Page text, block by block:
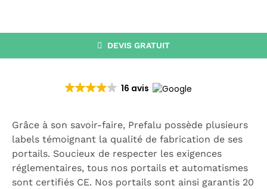
DEVIS GRATUIT
16 avis
Grâce à son savoir-faire, Prefalu possède plusieurs
labels témoignant la qualité de fabrication de ses
portails. Soucieux de respecter les exigences
réglementaires, tous nos portails et automatismes
sont certifiés CE. Nos portails sont ainsi garantis 20